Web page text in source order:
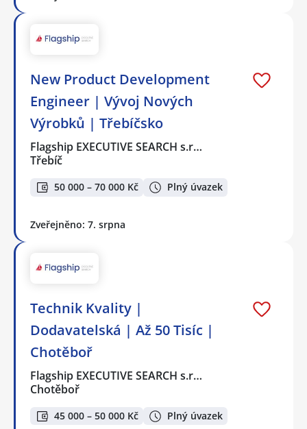
New Product Development
Engineer | Vývoj Nových
Výrobků | Třebíčsko
Flagship EXECUTIVE SEARCH s.r…
Třebíč
50 000 – 70 000 Kč Plný úvazek
Zveřejněno: 7. srpna
Technik Kvality |
Dodavatelská | Až 50 Tisíc |
Chotěboř
Flagship EXECUTIVE SEARCH s.r…
Chotěboř
45 000 – 50 000 Kč Plný úvazek